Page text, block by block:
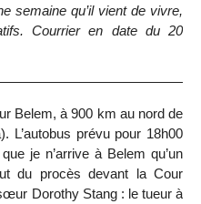
semaine qu’il vient de vivre,
Courrier en date du 20
Belem, à 900 km au nord de
L’autobus prévu pour 18h00
je n’arrive à Belem qu’un
du procès devant la Cour
Dorothy Stang : le tueur à